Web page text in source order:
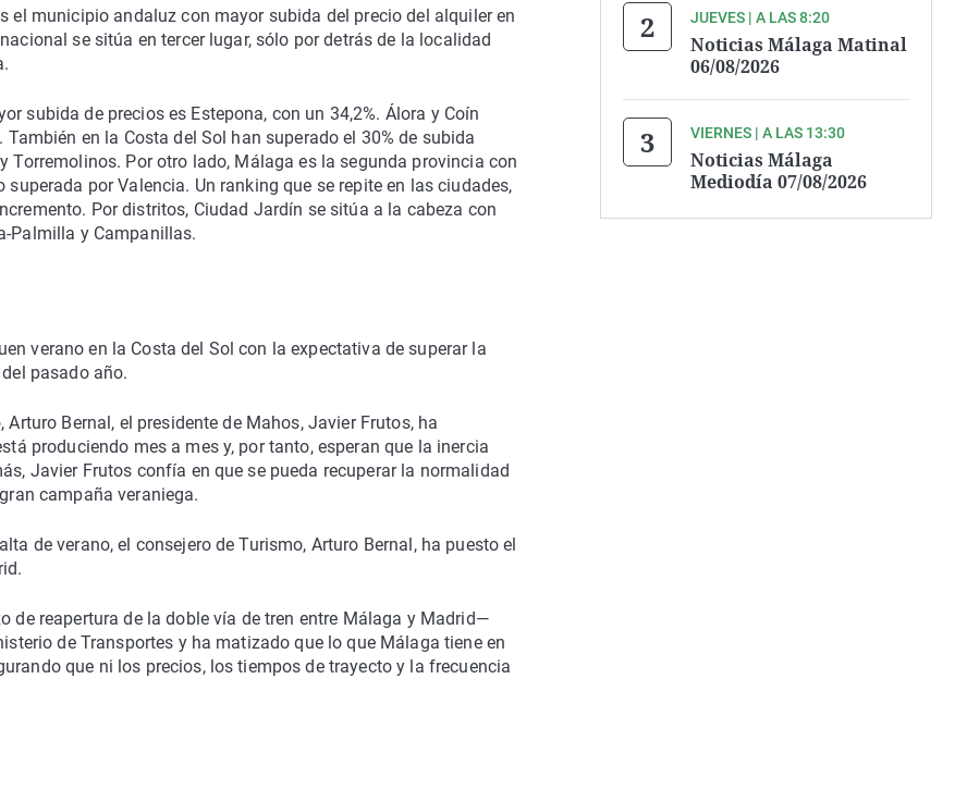
el municipio andaluz con mayor subida del precio del alquiler en
se sitúa en tercer lugar, sólo por detrás de la localidad
subida de precios es Estepona, con un 34,2%. Álora y Coín
en la Costa del Sol han superado el 30% de subida
Torremolinos. Por otro lado, Málaga es la segunda provincia con
por Valencia. Un ranking que se repite en las ciudades,
Por distritos, Ciudad Jardín se sitúa a la cabeza con
Palmilla y Campanillas.
verano en la Costa del Sol con la expectativa de superar la
pasado año.
Bernal, el presidente de Mahos, Javier Frutos, ha
produciendo mes a mes y, por tanto, esperan que la inercia
Javier Frutos confía en que se pueda recuperar la normalidad
campaña veraniega.
de verano, el consejero de Turismo, Arturo Bernal, ha puesto el
de reapertura de la doble vía de tren entre Málaga y Madrid—
de Transportes y ha matizado que lo que Málaga tiene en
que ni los precios, los tiempos de trayecto y la frecuencia
JUEVES | A LAS 8:20
Noticias Málaga Matinal
06/08/2026
VIERNES | A LAS 13:30
Noticias Málaga
Mediodía 07/08/2026